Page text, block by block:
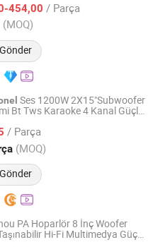
454,00 / Parça
(MOQ)
Fiyat 2016
Ses 1200W 2X15"Subwoofer
Bt Tws Karaoke 4 Kanal Güçlü
/ Parça
(MOQ)
Ltd.
2018
PA Hoparlör 8 İnç Woofer
Hi-Fi Multimedya Güç
Ltd.